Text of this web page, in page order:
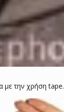
με την χρήση tape.